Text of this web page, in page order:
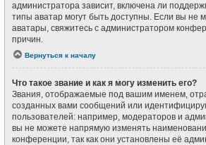
администратора зависит, включена ли
типы аватар могут быть доступны. Если вы не
аватары, свяжитесь с администратором
причин.
Вернуться к началу
Что такое звание и как я могу изменить его?
Звания, отображаемые под вашим именем,
созданных вами сообщений или
пользователей: например, модераторов и
вы не можете напрямую изменять
конференции, так как они установлены её